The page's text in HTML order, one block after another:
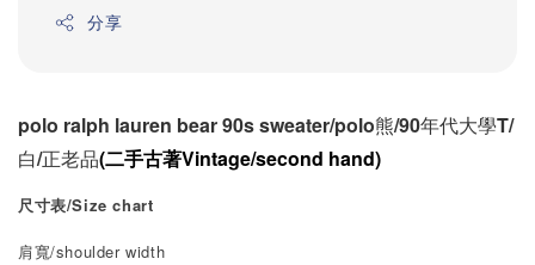
分享
polo ralph lauren bear 90s sweater/polo熊/90年代大學T/
白/正老品(二手古著Vintage/second hand)
尺寸表/Size chart
肩寬/shoulder width